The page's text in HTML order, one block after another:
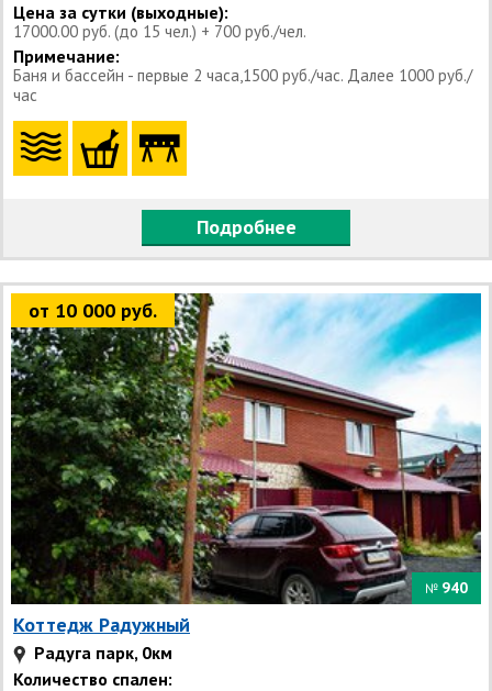
Цена за сутки (выходные):
17000.00 руб. (до 15 чел.) + 700 руб./чел.
Примечание:
Баня и бассейн - первые 2 часа,1500 руб./час. Далее 1000 руб./
час
Подробнее
от 10 000 руб.
№ 940
Коттедж Радужный
Радуга парк, 0км
Количество спален: